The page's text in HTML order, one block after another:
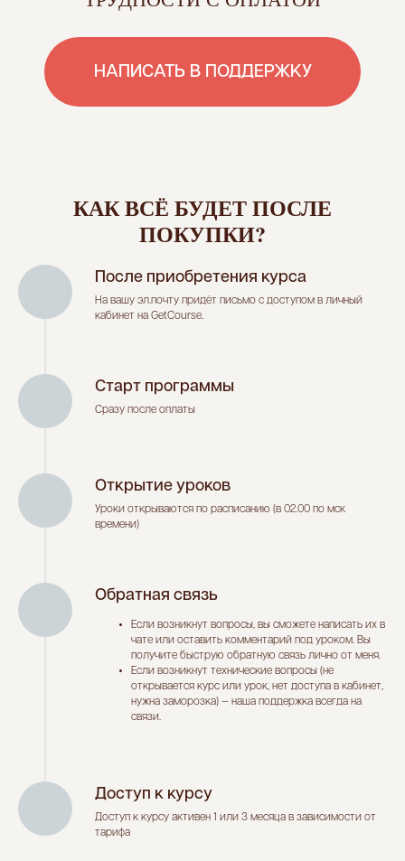
КАК ВСЁ БУДЕТ ПОСЛЕ
ПОКУПКИ?
После приобретения курса
На вашу эл.почту придёт письмо с доступом в личный
кабинет на GetCourse.
Старт программы
Сразу после оплаты
Открытие уроков
Уроки открываются по расписанию (в 02.00 по мск
времени)
Обратная связь
Если возникнут вопросы, вы сможете написать их в
чате или оставить комментарий под уроком. Вы
получите быструю обратную связь лично от меня.
Если возникнут технические вопросы (не
открывается курс или урок, нет доступа в кабинет,
нужна заморозка) — наша поддержка всегда на
связи.
Доступ к курсу
Доступ к курсу активен 1 или 3 месяца в зависимости от
тарифа